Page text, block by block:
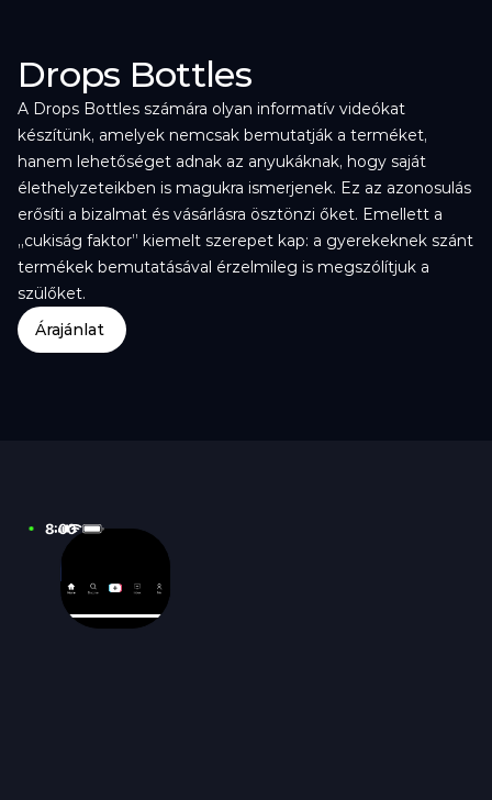
Drops Bottles
A Drops Bottles számára olyan informatív videókat
készítünk, amelyek nemcsak bemutatják a terméket,
hanem lehetőséget adnak az anyukáknak, hogy saját
élethelyzeteikben is magukra ismerjenek. Ez az azonosulás
erősíti a bizalmat és vásárlásra ösztönzi őket. Emellett a
„cukiság faktor” kiemelt szerepet kap: a gyerekeknek szánt
termékek bemutatásával érzelmileg is megszólítjuk a
szülőket.
Árajánlat
8:00